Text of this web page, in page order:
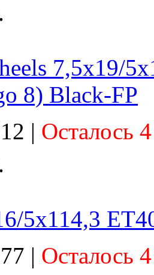
7,5x19/
8) Black-FP
| Осталось
5x114,3
| Осталось